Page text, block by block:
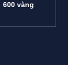
600 vàng